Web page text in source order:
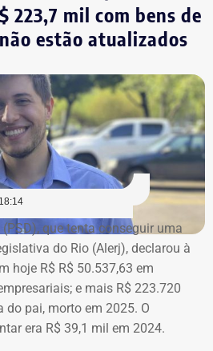
(Novo) à Justiça Eleitoral — Foto:
Divulgacand
223,7 mil com bens de
estão atualizados
que tenta conseguir uma
do Rio (Alerj), declarou à
hoje R$ R$ 50.537,63 em
e mais R$ 223.720
do pai, morto em 2025. O
era R$ 39,1 mil em 2024.